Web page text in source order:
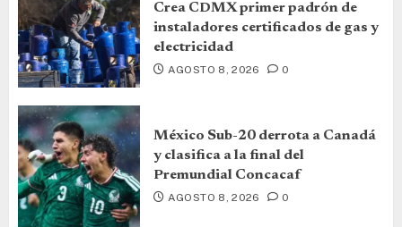
Crea CDMX primer padrón de
instaladores certificados de gas y
electricidad
AGOSTO 8, 2026 0
México Sub-20 derrota a Canadá
y clasifica a la final del
Premundial Concacaf
AGOSTO 8, 2026 0